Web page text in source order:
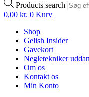
Products search
0,00 kr. 0 Kurv
Shop
Gelish Insider
Gavekort
Negletekniker
Om os
Kontakt os
Min Konto